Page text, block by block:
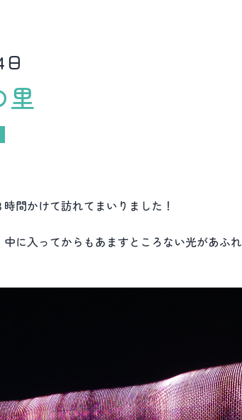
里
間かけて訪れてまいりました！
に入ってからもあますところない光があふ